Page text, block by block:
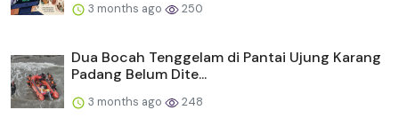
3 months ago 250
Dua Bocah Tenggelam di Pantai Ujung Karang
Padang Belum Dite...
3 months ago 248